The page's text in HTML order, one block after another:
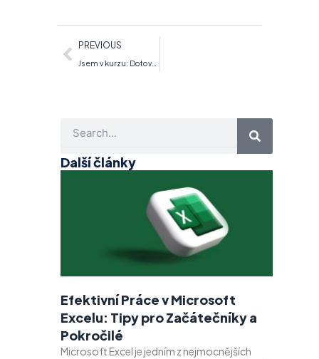
Prev
PREVIOUS
Jsem v kurzu: Dotované vzdělávací kurzy
Další články
Efektivní Práce v Microsoft
Excelu: Tipy pro Začátečníky a
Pokročilé
Microsoft Excel je jedním z nejmocnějších